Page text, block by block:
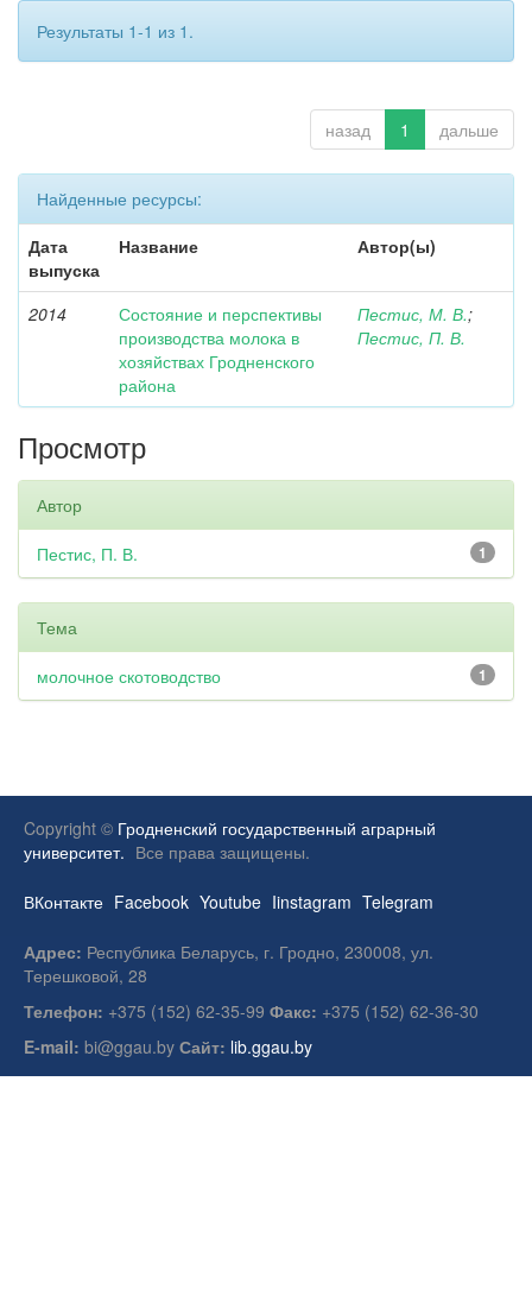
Результаты 1-1 из 1.
назад 1 дальше
Найденные ресурсы:
Дата
выпуска
Название Автор(ы)
2014
Состояние и перспективы
производства молока в
хозяйствах Гродненского
района
Пестис, М. В.;
Пестис, П. В.
Просмотр
Автор
1
Пестис, П. В.
Тема
1
молочное скотоводство
Copyright © Гродненский государственный аграрный
университет. Все права защищены.
ВКонтакте Facebook Youtube Iinstagram Telegram
Адрес: Республика Беларусь, г. Гродно, 230008, ул.
Терешковой, 28
Телефон: +375 (152) 62-35-99 Факс: +375 (152) 62-36-30
E-mail: bi@ggau.by Сайт: lib.ggau.by